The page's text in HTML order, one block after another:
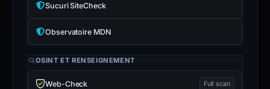
is
inaccurate.
Sucuri SiteCheck
Observatoire MDN
OSINT ET RENSEIGNEMENT
Web-Check Full scan